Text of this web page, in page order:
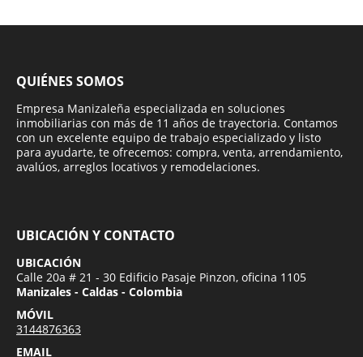
QUIÉNES SOMOS
Empresa Manizaleña especializada en soluciones
inmobiliarias con más de 11 años de trayectoria. Contamos
con un excelente equipo de trabajo especializado y listo
para ayudarte, te ofrecemos: compra, venta, arrendamiento,
avalúos, arreglos locativos y remodelaciones.
UBICACIÓN Y CONTACTO
UBICACIÓN
Calle 20a # 21 - 30 Edificio Pasaje Pinzon, oficina 1105
Manizales - Caldas - Colombia
MÓVIL
3144876363
EMAIL